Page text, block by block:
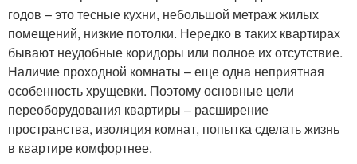
годов – это тесные кухни, небольшой метраж жилых
помещений, низкие потолки. Нередко в таких квартирах
бывают неудобные коридоры или полное их отсутствие.
Наличие проходной комнаты – еще одна неприятная
особенность хрущевки. Поэтому основные цели
переоборудования квартиры – расширение
пространства, изоляция комнат, попытка сделать жизнь
в квартире комфортнее.